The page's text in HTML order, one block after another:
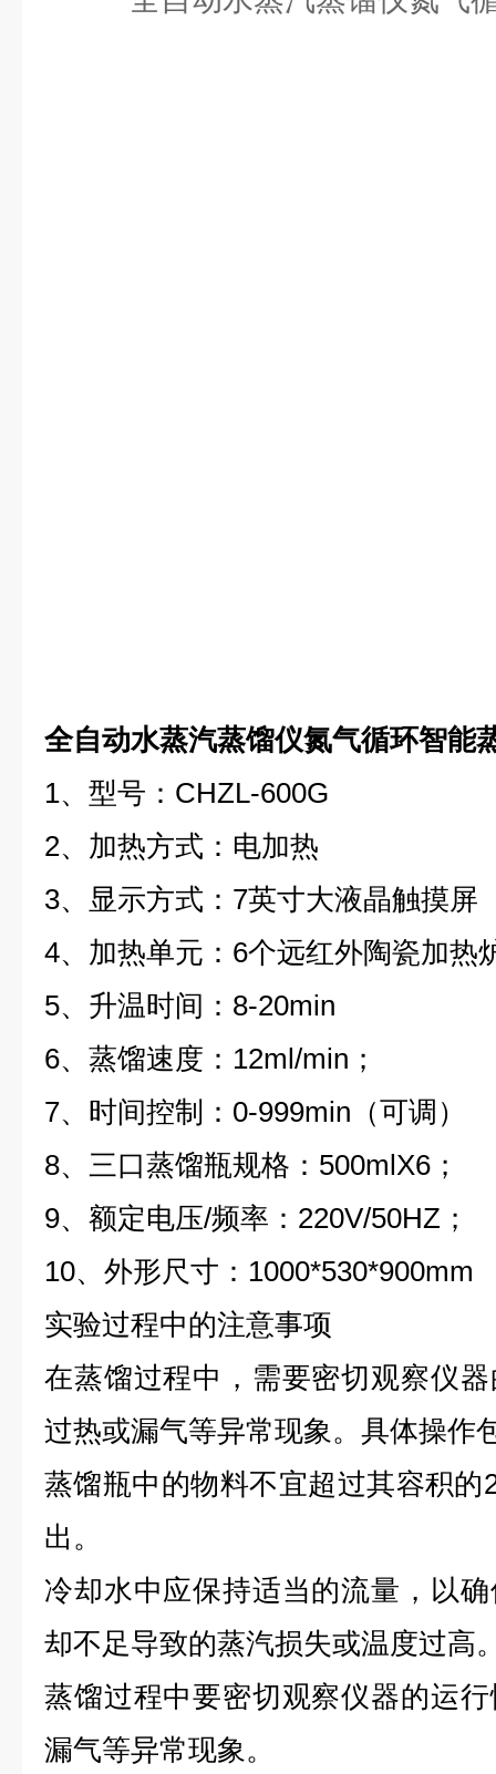
全自动水蒸汽蒸馏仪氮气循环智能
1、型号：CHZL-600G
2、加热方式：电加热
3、显示方式：7英寸大液晶触摸屏
4、加热单元：6个远红外陶瓷加热
5、升温时间：8-20min
6、蒸馏速度：12ml/min；
7、时间控制：0-999min（可调）
8、三口蒸馏瓶规格：500mlX6；
9、额定电压/频率：220V/50HZ；
10、外形尺寸：1000*530*900mm
实验过程中的注意事项
在蒸馏过程中，需要密切观察仪
过热或漏气等异常现象。具体操作
蒸馏瓶中的物料不宜超过其容积的
出。
冷却水中应保持适当的流量，以
却不足导致的蒸汽损失或温度过高
蒸馏过程中要密切观察仪器的运
漏气等异常现象。